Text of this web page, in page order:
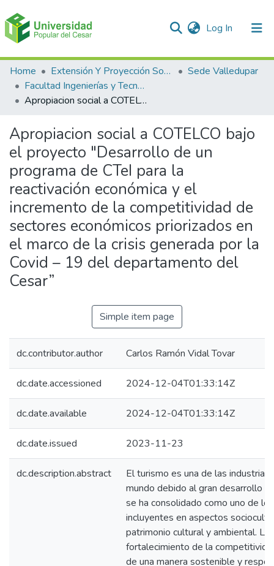
Log In (current)
Communities & Collections
All of DSpace
Home Extensión Y Proyección Social
Sede Valledupar
Facultad Ingenierías y Tecnologías
Apropiacion social a COTELCO bajo el proyecto "Desarrollo de un programa de CTeI para la reactivación económica y el incremento de la competitividad de sectores económicos priorizados en el marco de la crisis generada por la Covid – 19 del departamento del Cesar”
Apropiacion social a COTELCO bajo
el proyecto "Desarrollo de un
programa de CTeI para la
reactivación económica y el
incremento de la competitividad de
sectores económicos priorizados en
el marco de la crisis generada por la
Covid – 19 del departamento del
Cesar”
Simple item page
dc.contributor.author Carlos Ramón Vidal Tovar
dc.date.accessioned 2024-12-04T01:33:14Z
dc.date.available 2024-12-04T01:33:14Z
dc.date.issued 2023-11-23
dc.description.abstract
El turismo es una de las
mundo debido al gran desarrollo
se ha consolidado como uno de
incluyentes en aspectos
patrimonio cultural y ambiental.
fortalecimiento de la
de una manera sostenible y